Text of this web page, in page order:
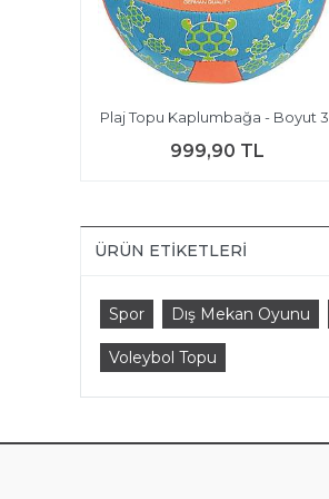
Plaj Topu Kaplumbağa - Boyut 3
999,90 TL
ÜRÜN ETIKETLERI
Spor Dış Mekan Oyunu
Voleybol Topu